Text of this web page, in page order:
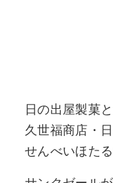
日の出屋製菓
久世福商店・
せんべいほた